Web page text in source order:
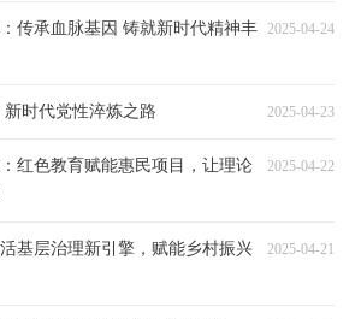
传承血脉基因 铸就新时代精神丰 2025-04-24
时代党性淬炼之路 2025-04-23
红色教育赋能惠民项目，让理论
2025-04-22
基层治理新引擎，赋能乡村振兴
2025-04-21